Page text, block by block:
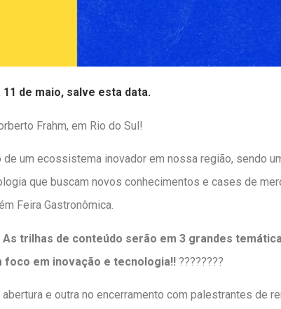
11 de maio, salve esta data.
Frahm, em Rio do Sul!
um ecossistema inovador em nossa região, sendo
que buscam novos conhecimentos e cases de
Feira Gastronômica.
trilhas de conteúdo serão em 3 grandes
foco em inovação e tecnologia!! ????????
e outra no encerramento com palestrantes de